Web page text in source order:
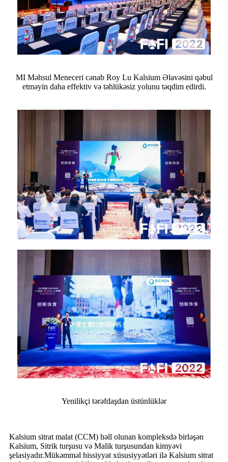
MI Məhsul Meneceri cənab Roy Lu Kalsium Əlavəsini qəbul
etməyin daha effektiv və təhlükəsiz yolunu təqdim edirdi.
Yenilikçi tərəfdaşdan üstünlüklər
Kalsium sitrat malat (CCM) həll olunan kompleksdə birləşən
Kalsium, Sitrik turşusu və Malik turşusundan kimyəvi
şelasiyadır.Mükəmməl hissiyyat xüsusiyyətləri ilə Kalsium sitrat